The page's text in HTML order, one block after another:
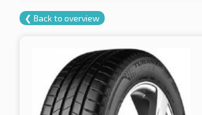
❮ Back to overview